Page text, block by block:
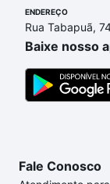
ENDEREÇO
Rua Tabapuã,
Baixe nosso
Fale Conosco